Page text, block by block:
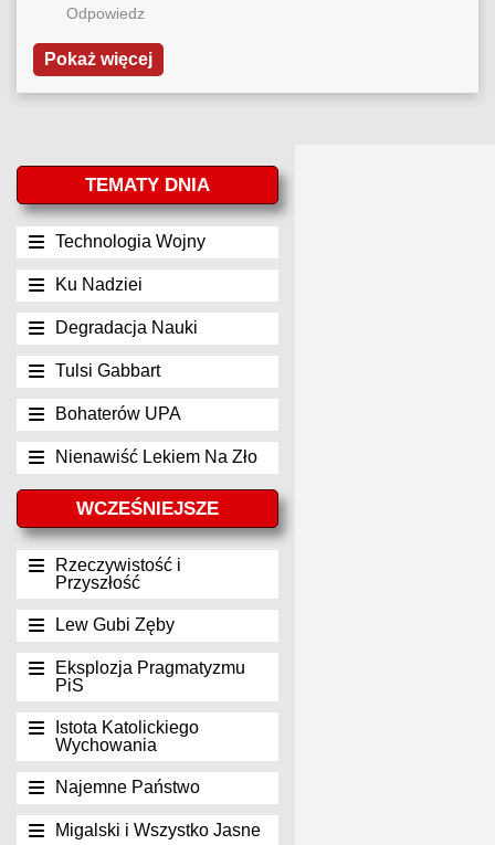
Odpowiedz
Pokaż więcej
TEMATY DNIA
Technologia Wojny
Ku Nadziei
Degradacja Nauki
Tulsi Gabbart
Bohaterów UPA
Nienawiść Lekiem Na Zło
WCZEŚNIEJSZE
Rzeczywistość i
Przyszłość
Lew Gubi Zęby
Eksplozja Pragmatyzmu
PiS
Istota Katolickiego
Wychowania
Najemne Państwo
Migalski i Wszystko Jasne